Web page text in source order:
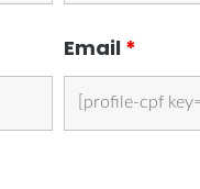
Email *